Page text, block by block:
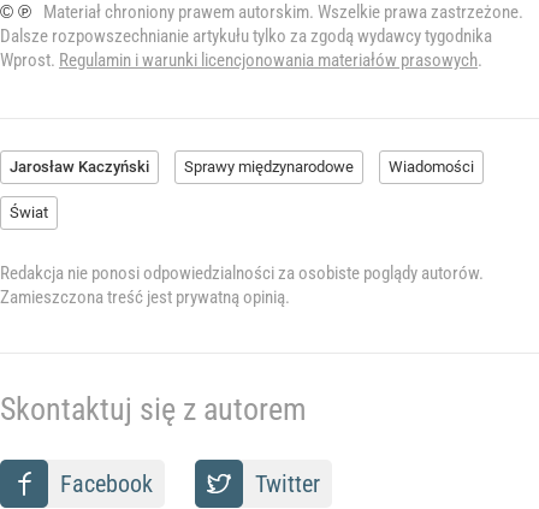
© ℗
Materiał chroniony prawem autorskim. Wszelkie prawa zastrzeżone.
Dalsze rozpowszechnianie artykułu tylko za zgodą wydawcy tygodnika
Wprost. Regulamin i warunki licencjonowania materiałów prasowych.
Jarosław Kaczyński Sprawy międzynarodowe Wiadomości
Świat
Redakcja nie ponosi odpowiedzialności za osobiste poglądy autorów.
Zamieszczona treść jest prywatną opinią.
Skontaktuj się z autorem
Facebook Twitter